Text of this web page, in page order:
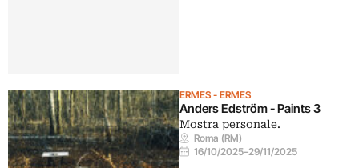
ERMES - ERMES
Anders Edström - Paints 3
Mostra personale.
Roma (RM)
16/10/2025–29/11/2025